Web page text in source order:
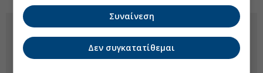
Συναίνεση
Δεν συγκατατίθεμαι